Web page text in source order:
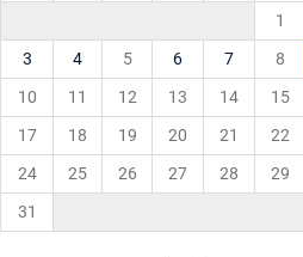
1
3
4 5 6 7 8
10
11 12 13 14 15
17
18 19 20 21 22
24
25 26 27 28 29
31